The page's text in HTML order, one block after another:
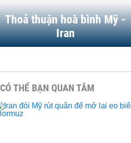
Thoả thuận hoà bình Mỹ -
Iran
CÓ THỂ BẠN QUAN TÂM